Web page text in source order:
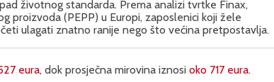
životnog standarda. Prema analizi tvrtke Finax,
proizvoda (PEPP) u Europi, zaposlenici koji žele
ulagati znatno ranije nego što većina pretpostavlja.
eura, dok prosječna mirovina iznosi oko 717 eura.